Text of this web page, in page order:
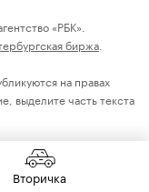
«РБК».
биржа
на правах
выделите часть текста
Вторичка